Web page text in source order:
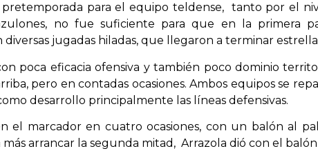
para el equipo teldense, tanto por el
no fue suficiente para que en la primera
jugadas hiladas, que llegaron a terminar
poca eficacia ofensiva y también poco dominio
pero en contadas ocasiones. Ambos equipos se
desarrollo principalmente las líneas defensivas.
el marcador en cuatro ocasiones, con un balón al
más arrancar la segunda mitad, Arrazola dió con el